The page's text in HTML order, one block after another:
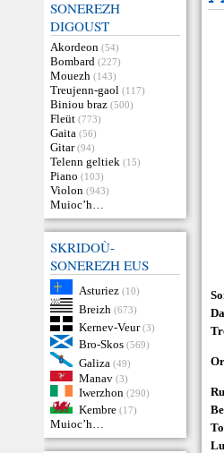
SONEREZH
DIGOUST
Akordeon (54)
Bombard (227)
Mouezh (143)
Treujenn-gaol (117)
Biniou braz (500)
Fleüt (773)
Gaita (56)
Gitar (94)
Telenn geltiek (15)
Piano (103)
Violon (943)
Muioc’h…
SKRIDOÙ-
SONEREZH EUS
Asturiez (10)
Breizh (673)
Kernev-Veur (3)
Bro-Skos (569)
Galiza (49)
Manav (3)
Iwerzhon (290)
Kembre (17)
Muioc’h…